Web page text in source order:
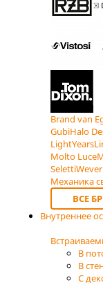
Brand van
GubiHalo
LightYears
Molto Luce
Seletti
Механика
ВСЕ
Внутреннее
В
В
С